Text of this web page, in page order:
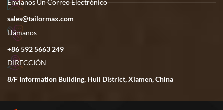
Envíanos Un Correo Electrónico
sales@tailormax.com
Llámanos
+86 592 5663 249
DIRECCIÓN
8/F Information Building, Huli District, Xiamen, China